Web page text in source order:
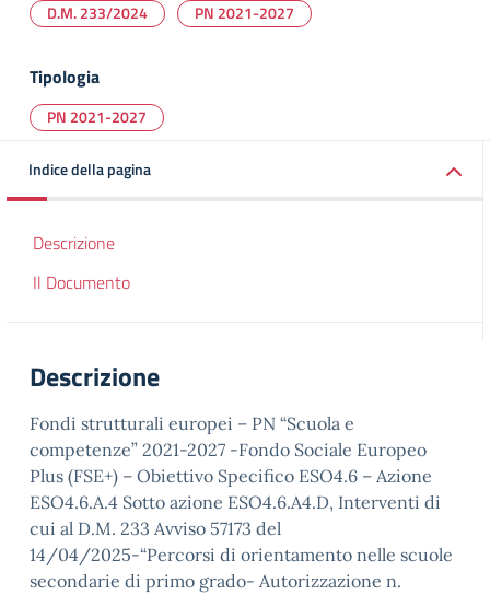
D.M. 233/2024 PN 2021-2027
Tipologia
PN 2021-2027
Indice della pagina
Descrizione
Il Documento
Descrizione
Fondi strutturali europei – PN “Scuola e
competenze” 2021-2027 -Fondo Sociale Europeo
Plus (FSE+) – Obiettivo Specifico ESO4.6 – Azione
ESO4.6.A.4 Sotto azione ESO4.6.A4.D, Interventi di
cui al D.M. 233 Avviso 57173 del
14/04/2025-“Percorsi di orientamento nelle scuole
secondarie di primo grado- Autorizzazione n.